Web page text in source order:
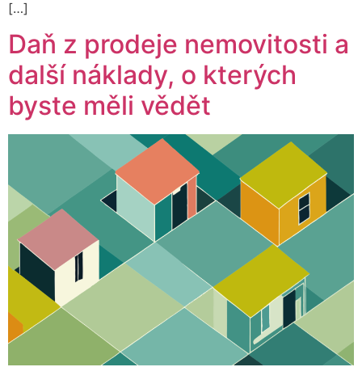
[…]
Daň z prodeje nemovitosti a
další náklady, o kterých
byste měli vědět